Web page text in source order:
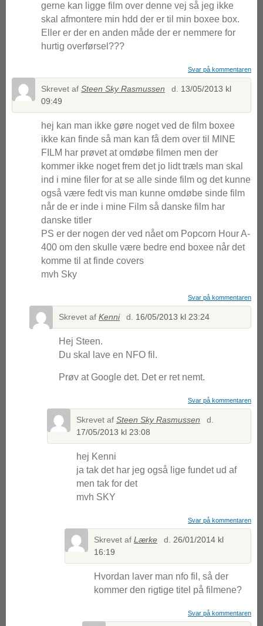
gerne kan ligge film over denne vej så jeg ikke
skal afmontere min hdd der er til min boxee box.
Eller er der en anden måde der er nemmere for
hurtig overførsel???
Svar på kommentaren
Skrevet af Steen Sky Rasmussen d. 13/05/2013 kl
09:49
hej kan man ikke gøre noget ved de film boxee
ikke kan finde så man kan få dem over til MINE
FILM har prøvet at omdøbe filmen men der
kommer ikke noget frem det jo lidt træls man skal
ind i mine filer for at se alle sinde film og det kunne
også være fedt vis man kunne omdøbe sinde film
når de er inde i mine Film så danske film har
danske titler
PS er der nogen der ved nået om Popcorn Hour A-
400 om den skulle være bedre end boxee når det
komme til at finde covers
mvh Sky
Svar på kommentaren
Skrevet af Kenni d. 16/05/2013 kl 23:24
Hej Steen.
Du skal lave en NFO fil.
Prøv at Google det. Det er ret nemt.
Svar på kommentaren
Skrevet af Steen Sky Rasmussen
d.
17/05/2013 kl 23:08
hej Kenni
ja tak det har jeg også lige fundet ud af
men tak for det
mvh SKY
Svar på kommentaren
Skrevet af Lærke d. 26/01/2014 kl
16:19
Hvordan laver man nfo fil, så der
kommer den rigtige titel på filmene?
Svar på kommentaren